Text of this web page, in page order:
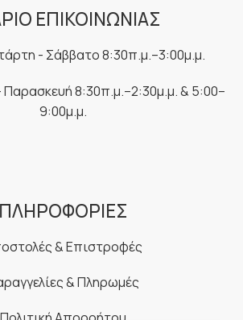
ΕΠΙΚΟΙΝΩΝΙΑΣ
- Σάββατο 8:30π.μ.–3:00μ.μ.
8:30π.μ.–2:30μ.μ. & 5:00–
9:00μ.μ.
ΠΛΗΡΟΦΟΡΙΕΣ
& Επιστροφές
& Πληρωμές